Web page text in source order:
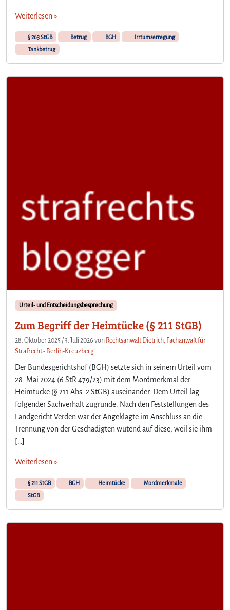
Weiterlesen »
§ 263 StGB Betrug BGH
Irrtumserregung
Tankbetrug
Urteil- und Entscheidungsbesprechung
Zum Begriff der Heimtücke (§ 211 StGB)
28. Oktober 2025 /3. Juli 2026 von Rechtsanwalt Dietrich, Fachanwalt für
Strafrecht - Berlin-Kreuzberg
Der Bundesgerichtshof (BGH) setzte sich in seinem Urteil vom
28. Mai 2024 (6 StR 479/23) mit dem Mordmerkmal der
Heimtücke (§ 211 Abs. 2 StGB) auseinander. Dem Urteil lag
folgender Sachverhalt zugrunde. Nach den Feststellungen des
Landgericht Verden war der Angeklagte im Anschluss an die
Trennung von der Geschädigten wütend auf diese, weil sie ihm
[…]
Weiterlesen »
§ 211 StGB BGH Heimtücke
Mordmerkmale
StGB